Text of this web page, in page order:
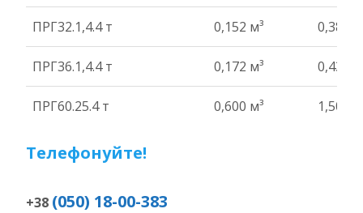
ПРГ32.1,4.4 т 0,152 м³ 0,38 т
ПРГ36.1,4.4 т 0,172 м³ 0,43 т
ПРГ60.25.4 т 0,600 м³ 1,50 т
Телефонуйте!
+38 (050) 18-00-383